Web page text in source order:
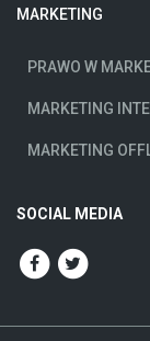
MARKETING
PRAWO W
MARKETING
MARKETING
SOCIAL MEDIA